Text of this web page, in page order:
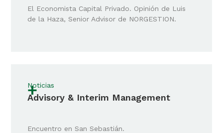
El Economista Capital Privado. Opinión de Luis
de la Haza, Senior Advisor de NORGESTION.
Noticias
Advisory & Interim Management
Encuentro en San Sebastián.
+